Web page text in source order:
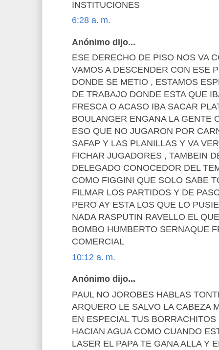
INSTITUCIONES
6:28 a. m.
Anónimo dijo...
ESE DERECHO DE PISO NOS VA
VAMOS A DESCENDER CON ESE
DONDE SE METIO , ESTAMOS
DE TRABAJO DONDE ESTA QUE
FRESCA O ACASO IBA SACAR
BOULANGER ENGANA LA GENTE
ESO QUE NO JUGARON POR
SAFAP Y LAS PLANILLAS Y VA
FICHAR JUGADORES , TAMBEIN
DELEGADO CONOCEDOR DEL
COMO FIGGINI QUE SOLO SABE
FILMAR LOS PARTIDOS Y DE
PERO AY ESTA LOS QUE LO
NADA RASPUTIN RAVELLO EL
BOMBO HUMBERTO SERNAQUE
COMERCIAL
10:12 a. m.
Anónimo dijo...
PAUL NO JOROBES HABLAS
ARQUERO LE SALVO LA CABEZA
EN ESPECIAL TUS
HACIAN AGUA COMO CUANDO
LASER EL PAPA TE GANA ALLA Y